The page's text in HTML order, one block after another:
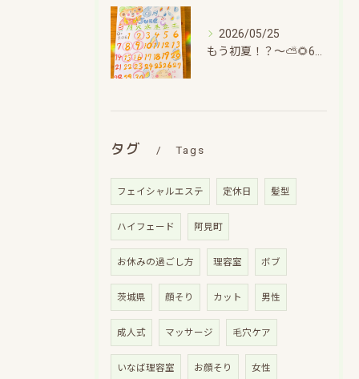
2026/05/25
タグ Tags
フェイシャルエステ 定休日 髪型
ハイフェード 阿見町
お休みの過ごし方 理容室 ボブ
茨城県 顔そり カット 男性
成人式 マッサージ 毛穴ケア
いなば理容室 お顔そり 女性